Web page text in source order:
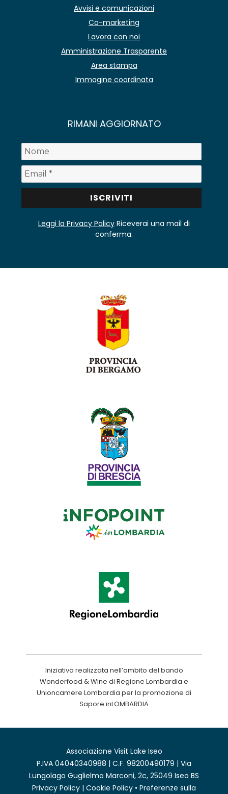
Avvisi e comunicazioni
Co-marketing
Lavora con noi
Amministrazione Trasparente
Area stampa
Immagine coordinata
RIMANI AGGIORNATO
Leggi la Privacy Policy Riceverai una mail di
conferma.
Iniziativa realizzata nell’ambito del bando
Wonderfood & Wine di Regione Lombardia e
Unioncamere Lombardia per la promozione di
Sapore inLOMBARDIA
Associazione Visit Lake Iseo
P.IVA 04040340988 | C.F. 98200490179 | Via
Lungolago Guglielmo Marconi, 2c, 25049 Iseo BS
Privacy Policy | Cookie Policy • Preferenze sulla